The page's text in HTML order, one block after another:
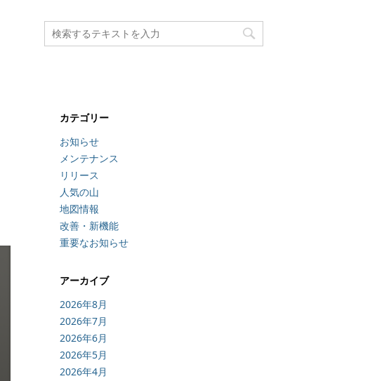
カテゴリー
お知らせ
メンテナンス
リリース
人気の山
地図情報
改善・新機能
重要なお知らせ
アーカイブ
2026年8月
2026年7月
2026年6月
2026年5月
2026年4月